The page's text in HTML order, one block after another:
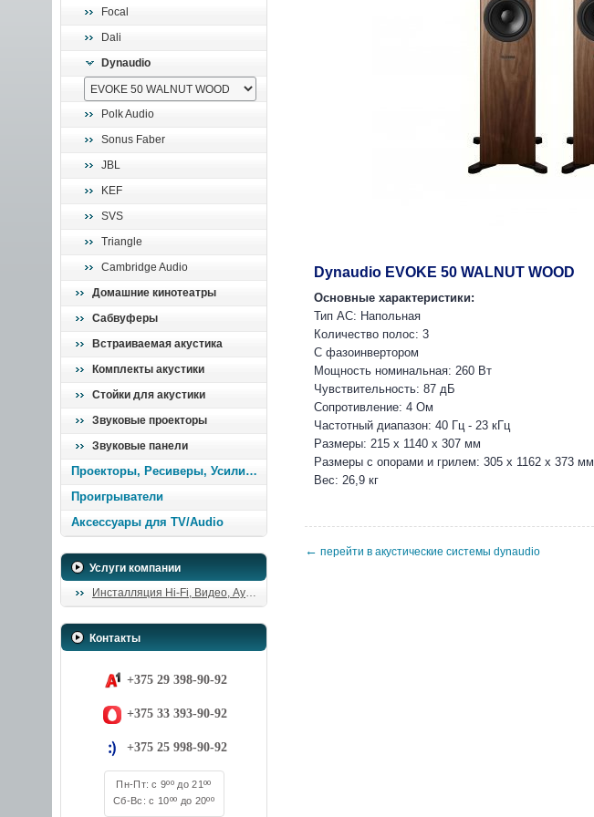
Focal
Dali
Dynaudio
Polk Audio
Sonus Faber
JBL
KEF
SVS
Triangle
Cambridge Audio
Домашние кинотеатры
Сабвуферы
Встраиваемая акустика
Комплекты акустики
Стойки для акустики
Звуковые проекторы
Звуковые панели
Проекторы, Ресиверы, Усилители
Проигрыватели
Аксессуары для TV/Audio
Услуги компании
Инсталляция Hi-Fi, Видео, Аудио
Контакты
+375 29 398-90-92
+375 33 393-90-92
+375 25 998-90-92
Пн-Пт: с 9ºº до 21ºº
Сб-Вс: с 10ºº до 20ºº
Dynaudio EVOKE 50 WALNUT WOOD
Основные характеристики:
Тип АС: Напольная
Количество полос: 3
С фазоинвертором
Мощность номинальная: 260 Вт
Чувствительность: 87 дБ
Сопротивление: 4 Ом
Частотный диапазон: 40 Гц - 23 кГц
Размеры: 215 x 1140 x 307 мм
Размеры с опорами и грилем: 305 x 1162 x 373 мм
Вес: 26,9 кг
← перейти в акустические системы dynaudio